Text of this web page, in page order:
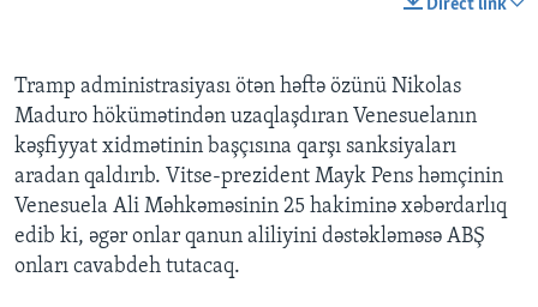
Direct link
Tramp administrasiyası ötən həftə özünü Nikolas
Maduro hökümətindən uzaqlaşdıran Venesuelanın
kəşfiyyat xidmətinin başçısına qarşı sanksiyaları
aradan qaldırıb. Vitse-prezident Mayk Pens həmçinin
Venesuela Ali Məhkəməsinin 25 hakiminə xəbərdarlıq
edib ki, əgər onlar qanun aliliyini dəstəkləməsə ABŞ
onları cavabdeh tutacaq.